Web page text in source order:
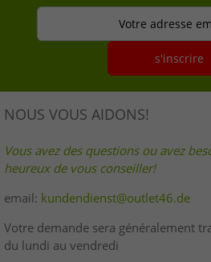
Votre adresse
s'inscrire
NOUS VOUS AIDONS!
Vous avez des questions ou avez
heureux de vous conseiller!
email: kundendienst@outlet46.de
Votre demande sera généralement
du lundi au vendredi